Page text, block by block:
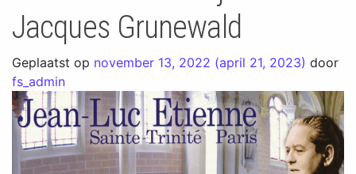
Jacques Grunewald
Geplaatst op november 13, 2022 (april 21, 2023) door
fs_admin